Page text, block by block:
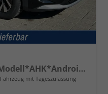
LIFE 1.5 eTSI DSG Neues Modell*AHK*Android Auto*SHZ*ACC*Kamera*5J Garantie*Klimaauto*
Fahrzeug mit Tageszulassung